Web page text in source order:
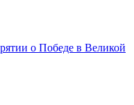
о Победе в Великой